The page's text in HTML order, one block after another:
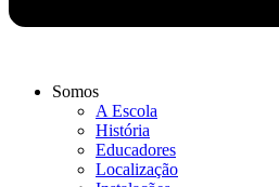
Somos
A Escola
História
Educadores
Localização